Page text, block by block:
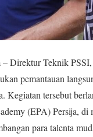
– Direktur Teknik
pemantauan
Kegiatan tersebut
(EPA) Persija, di
para talenta